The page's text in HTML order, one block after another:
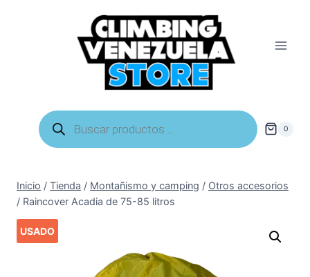
Búsqueda
de
productos
0
Inicio / Tienda / Montañismo y camping / Otros accesorios
/ Raincover Acadia de 75-85 litros
USADO